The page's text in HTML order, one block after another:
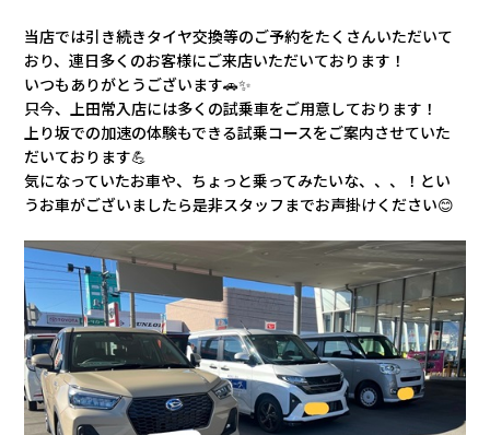
アフターサポート
リコ
お問
当店では引き続きタイヤ交換等のご予約をたくさんいただいて
おり、連日多くのお客様にご来店いただいております！
いつもありがとうございます🚗✨
只今、上田常入店には多くの試乗車をご用意しております！
上り坂での加速の体験もできる試乗コースをご案内させていた
だいております💪
気になっていたお車や、ちょっと乗ってみたいな、、、！とい
うお車がございましたら是非スタッフまでお声掛けください😊